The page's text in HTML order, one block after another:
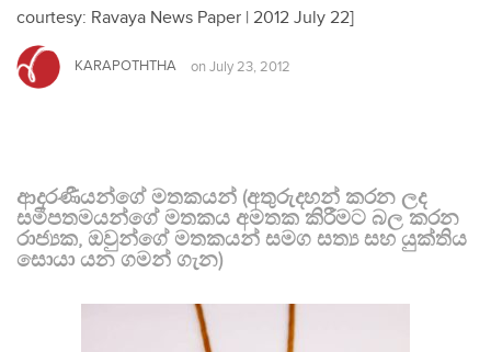
courtesy: Ravaya News Paper | 2012 July 22]
KARAPOTHTHA on July 23, 2012
ආදරණීයන්ගේ මතකයන් (අතුරුදහන් කරන ලද
සමීපතමයන්ගේ මතකය අමතක කිරීමට බල කරන
රාජ්‍යක, ඔවුන්ගේ මතකයන් සමග සත්‍ය සහ යුක්තිය
සොයා යන ගමන් ගැන)